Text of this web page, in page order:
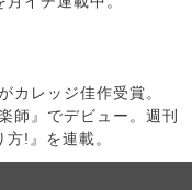
カレッジ佳作受賞。
師』でデビュー。週刊
!』を連載。